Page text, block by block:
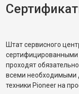
Штат сервисного
проходят
всеми необходимыми
техники Pioneer на